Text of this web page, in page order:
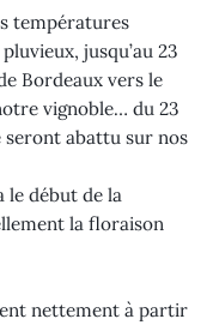
températures
jusqu’au 23
Bordeaux vers le
vignoble… du 23
seront abattu sur nos
le début de la
la floraison
nettement à partir